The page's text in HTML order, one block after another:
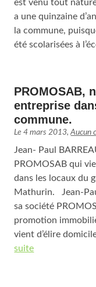
est venu tout
a une quinzaine
la commune,
été scolarisées à
PROMOSAB,
entreprise
commune.
Le4 mars 2013,Aucun
Jean- Paul
PROMOSAB qui
dans les locaux du
Mathurin. Jean-
sa société
promotion
vient d’élire
suite